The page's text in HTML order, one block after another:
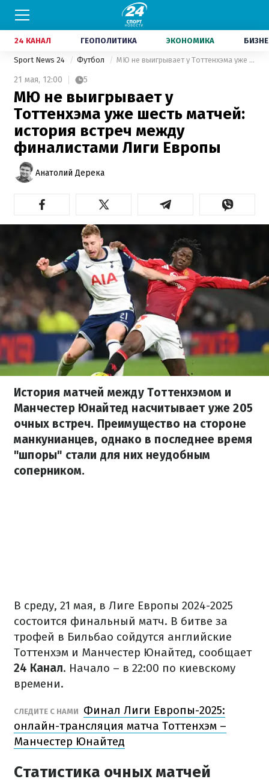
24 КАНАЛ ГЕОПОЛИТИКА ЭКОНОМИКА
Sport News 24 Футбол МЮ не выигрывает у Тоттенхэма уже шесть матчей: история встреч между финалистами Лиги Европы
21 мая, 12:00 5
МЮ не выигрывает у
Тоттенхэма уже шесть матчей:
история встреч между
финалистами Лиги Европы
Анатолий Дерека
История матчей между Тоттенхэмом и
Манчестер Юнайтед насчитывает уже 205
очных встреч. Преимущество на стороне
манкунианцев, однако в последнее время
"шпоры" стали для них неудобным
соперником.
В среду, 21 мая, в Лиге Европы 2024-2025
состоится финальный матч. В битве за
трофей в Бильбао сойдутся английские
Тоттенхэм и Манчестер Юнайтед, сообщает
24 Канал. Начало – в 22:00 по киевскому
времени.
СЛЕДИТЕ С НАМИ
Финал Лиги Европы-2025:
онлайн-трансляция матча Тоттенхэм –
Манчестер Юнайтед
Статистика очных матчей